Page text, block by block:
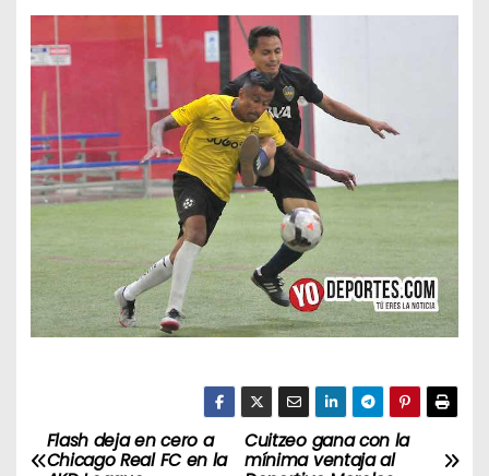
N
Cuitzeo gana con la
mínima ventaja al
Flash deja en cero a
Chicago Real FC en la